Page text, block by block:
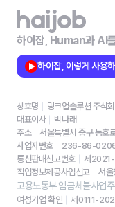
하이잡, Human과 AI
하이잡, 이렇게 사용
상호명
링크업솔루션 주식
대표이사
박나래
주소
서울특별시 중구 동호
사업자번호
236-86-
통신판매신고번호
제2021-
직업정보제공사업신고
서
고용노동부 임금체불사업
여성기업 확인
제0111-